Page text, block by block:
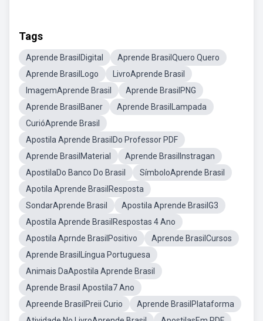
Tags
Aprende BrasilDigital
Aprende BrasilQuero Quero
Aprende BrasilLogo
LivroAprende Brasil
ImagemAprende Brasil
Aprende BrasilPNG
Aprende BrasilBaner
Aprende BrasilLampada
CurióAprende Brasil
Apostila Aprende BrasilDo Professor PDF
Aprende BrasilMaterial
Aprende BrasilInstragan
ApostilaDo Banco Do Brasil
SímboloAprende Brasil
Apotila Aprende BrasilResposta
SondarAprende Brasil
Apostila Aprende BrasilG3
Apostila Aprende BrasilRespostas 4 Ano
Apostila Aprnde BrasilPositivo
Aprende BrasilCursos
Aprende BrasilLíngua Portuguesa
Animais DaApostila Aprende Brasil
Aprende Brasil Apostila7 Ano
Apreende BrasilPreii Curio
Aprende BrasilPlataforma